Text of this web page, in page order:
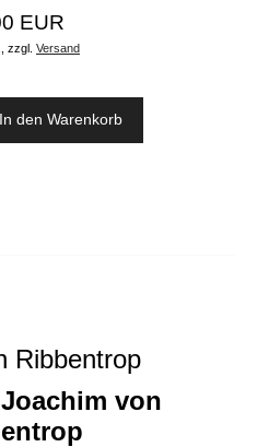
EUR
zzgl. Versand
In den Warenkorb
Ribbentrop
von